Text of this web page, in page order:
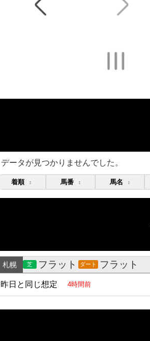
データが見つかりませんでした。
着順 ↕ 馬番 ↕ 馬名 ↕
札幌 芝 フラット ダート フラット
昨日と同じ想定 4時間前